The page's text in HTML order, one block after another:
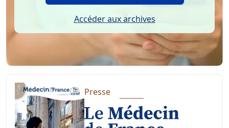
Accéder aux archives
Presse